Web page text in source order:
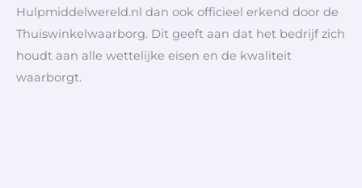
Hulpmiddelwereld.nl dan ook officieel erkend door de
Thuiswinkelwaarborg. Dit geeft aan dat het bedrijf zich
houdt aan alle wettelijke eisen en de kwaliteit
waarborgt.